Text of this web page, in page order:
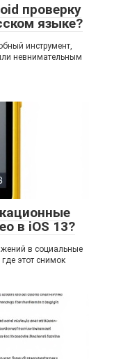
проверку
языке?
инструмент,
невнимательным
в iOS 13?
в социальные
этот снимок